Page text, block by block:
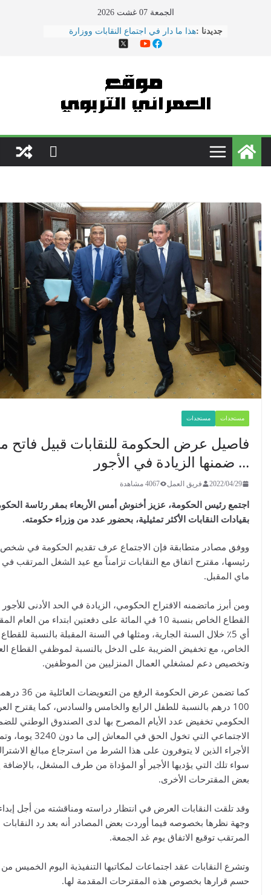
هذا ما دار في اجتماع النقابات ووزارة
نقل مدير مؤسسة تعليمية بسلا إلى
المستعجلات بعد تعرضه لاعتداء \"همجي\"
من طرف والد تلميذ
التعليم دورة 2022
فاصيل عرض الحكومة للنقابات قبيل فاتح
ماي ... ضمنها الزيادة في الأجور
مستجدات
عرض الحكومة للنقابات قبيل فاتح ماي
الزيادة في الأجور
2022/04/ فريق العمل 4067 مشاهدة
رئيس الحكومة، عزيز أخنوش أمس الأربعاء بمقر رئاسة الحكومة
النقابات الأكثر تمثيلية، بحضور عدد من وزراء حكومته.
مصادر متطابقة فإن الاجتماع عرف تقديم الحكومة في شخص
مقترح اتفاق مع النقابات تزامناً مع عيد الشغل المرتقب في فاتح
المقبل.
أبرز ماتضمنه الاقتراح الحكومي، الزيادة في الحد الأدنى للأجور في
القطاع الخاص بنسبة 10 في المائة على دفعتين ابتداء من العام المقبل،
أي 5٪ خلال السنة الجارية، ومثلها في السنة المقبلة بالنسبة للقطاع
مع تخفيض الضريبة على الدخل بالنسبة لموظفي القطاع العام،
دعم لمشغلي العمال المنزليين من الموظفين.
كما تضمن عرض الحكومة الرفع من التعويضات العائلية من 36 درهما إلى
100 درهم بالنسبة للطفل الرابع والخامس والسادس، كما يقترح العرض
تخفيض عدد الأيام المصرح بها لدى الصندوق الوطني للضمان
الاجتماعي التي تخول الحق في المعاش إلى ما دون 3240 يوما، وتمكين
الذين لا يتوفرون على هذا الشرط من استرجاع مبالغ الاشتراك،
تلك التي يؤديها الأجير أو المؤداة من طرف المشغل، بالإضافة إلى
المقترحات الأخرى.
تلقت النقابات العرض في انتظار دراسته ومناقشته من أجل إبداء
نظرها بخصوصه فيما أوردت بعض المصادر أنه بعد رد النقابات من
توقيع الاتفاق يوم غد الجمعة.
النقابات عقد اجتماعات لمكاتبها التنفيذية اليوم الخميس من أجل
قرارها بخصوص هذه المقترحات المقدمة لها.